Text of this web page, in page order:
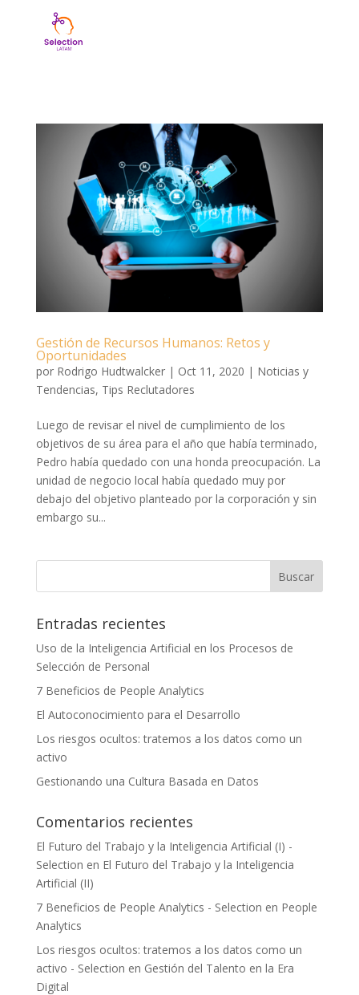
Gestión de Recursos Humanos: Retos y
Oportunidades
por Rodrigo Hudtwalcker| Oct 11, 2020 | Noticias y
Tendencias, Tips Reclutadores
Luego de revisar el nivel de cumplimiento de los
objetivos de su área para el año que había terminado,
Pedro había quedado con una honda preocupación. La
unidad de negocio local había quedado muy por
debajo del objetivo planteado por la corporación y sin
embargo su...
Entradas recientes
Uso de la Inteligencia Artificial en los Procesos de
Selección de Personal
7 Beneficios de People Analytics
El Autoconocimiento para el Desarrollo
Los riesgos ocultos: tratemos a los datos como un
activo
Gestionando una Cultura Basada en Datos
Comentarios recientes
El Futuro del Trabajo y la Inteligencia Artificial (I) -
Selection en El Futuro del Trabajo y la Inteligencia
Artificial (II)
7 Beneficios de People Analytics - Selection en People
Analytics
Los riesgos ocultos: tratemos a los datos como un
activo - Selection en Gestión del Talento en la Era
Digital